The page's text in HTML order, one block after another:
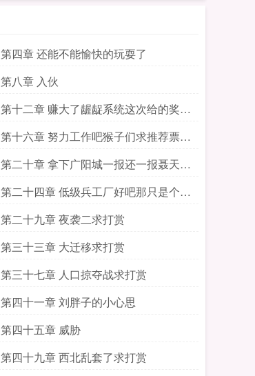
第四章 还能不能愉快的玩耍了
第八章 入伙
第十二章 赚大了龌龊系统这次给的奖励
真不错求推荐票求收藏
第十六章 努力工作吧猴子们求推荐票求
收藏
第二十章 拿下广阳城一报还一报聂天的
毁灭求收藏求推荐票
第二十四章 低级兵工厂好吧那只是个作
坊求打赏求推荐票
第二十九章 夜袭二求打赏
第三十三章 大迁移求打赏
第三十七章 人口掠夺战求打赏
第四十一章 刘胖子的小心思
第四十五章 威胁
第四十九章 西北乱套了求打赏